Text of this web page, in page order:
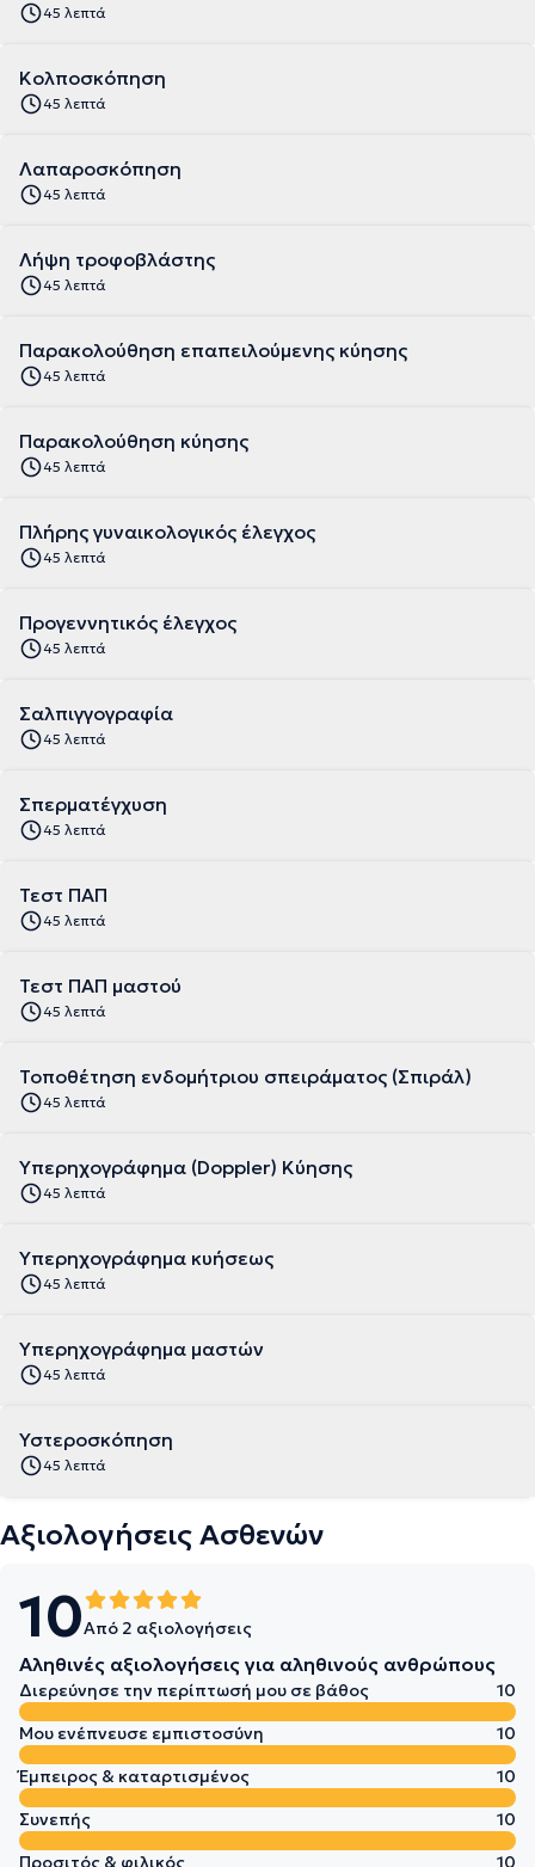
45 λεπτά
Κολποσκόπηση
45 λεπτά
Λαπαροσκόπηση
45 λεπτά
Λήψη τροφοβλάστης
45 λεπτά
Παρακολούθηση επαπειλούμενης κύησης
45 λεπτά
Παρακολούθηση κύησης
45 λεπτά
Πλήρης γυναικολογικός έλεγχος
45 λεπτά
Προγεννητικός έλεγχος
45 λεπτά
Σαλπιγγογραφία
45 λεπτά
Σπερματέγχυση
45 λεπτά
Τεστ ΠΑΠ
45 λεπτά
Τεστ ΠΑΠ μαστού
45 λεπτά
Τοποθέτηση ενδομήτριου σπειράματος (Σπιράλ)
45 λεπτά
Υπερηχογράφημα (Doppler) Κύησης
45 λεπτά
Υπερηχογράφημα κυήσεως
45 λεπτά
Υπερηχογράφημα μαστών
45 λεπτά
Υστεροσκόπηση
45 λεπτά
Αξιολογήσεις Ασθενών
10Από 2 αξιολογήσεις
Αληθινές αξιολογήσεις για αληθινούς ανθρώπους
Διερεύνησε την περίπτωσή μου σε βάθος
10
Μου ενέπνευσε εμπιστοσύνη
10
Έμπειρος & καταρτισμένος
10
Συνεπής
10
Προσιτός & φιλικός
10